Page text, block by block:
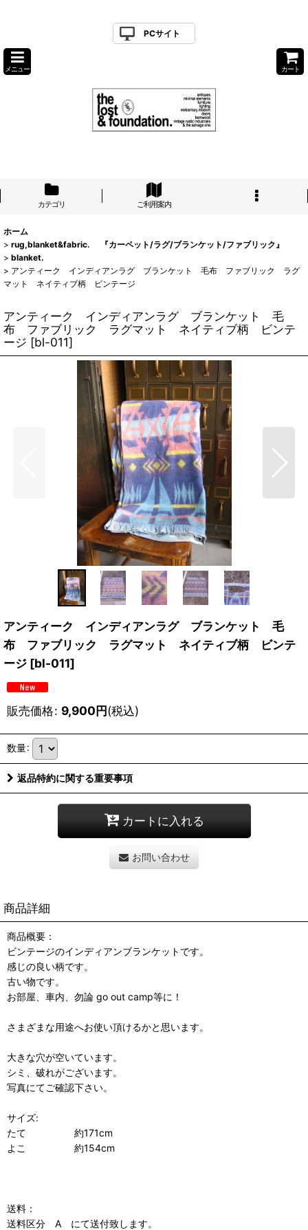
PCサイト
メニュー カート
カテゴリ ご利用案内
ホーム
> rug,blanket&fabric. 『カーペット/ラグ/ブランケット/ファブリック』
> blanket.
> アンティーク インディアンラグ ブランケット 毛布 ファブリック ラグ
マット ネイティブ柄 ビンテージ
アンティーク インディアンラグ ブランケット 毛
布 ファブリック ラグマット ネイティブ柄 ビンテ
ージ [bl-011]
アンティーク インディアンラグ ブランケット 毛
布 ファブリック ラグマット ネイティブ柄 ビンテ
ージ [bl-011]
販売価格: 9,900円(税込)
数量:
返品特約に関する重要事項
カートに入れる
お問い合わせ
商品詳細
商品概要：
ビンテージのインディアンブランケットです。
感じの良い柄です。
古い物です。
お部屋、車内、勿論 go out camp等に！
さまざまな用途へお使い頂けるかと思います。
大きな穴が空いています。
シミ、破れがございます。
写真にてご確認下さい。
サイズ:
たて 約171cm
よこ 約154cm
送料：
送料区分 A にて送付致します。